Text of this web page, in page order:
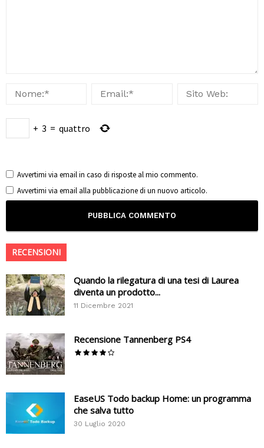
+ 3 = quattro
Avvertimi via email in caso di risposte al mio commento.
Avvertimi via email alla pubblicazione di un nuovo articolo.
RECENSIONI
Quando la rilegatura di una tesi di Laurea
diventa un prodotto...
11 Dicembre 2021
Recensione Tannenberg PS4
EaseUS Todo backup Home: un programma
che salva tutto
30 Luglio 2020